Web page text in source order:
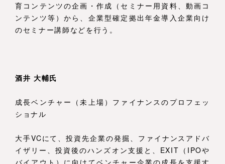
育コンテンツの企画・作成（セミナー用資料、動画コ
ンテンツ等）から、企業型確定拠出年金導入企業向け
のセミナー講師などを行う。
酒井 大輔氏
成長ベンチャー（未上場）ファイナンスのプロフェッ
ショナル
大手VCにて、投資先企業の発掘、ファイナンスアドバ
イザリー、投資後のハンズオン支援と、EXIT（IPOや
バイアウト）に向けてベンチャー企業の成長を支援す